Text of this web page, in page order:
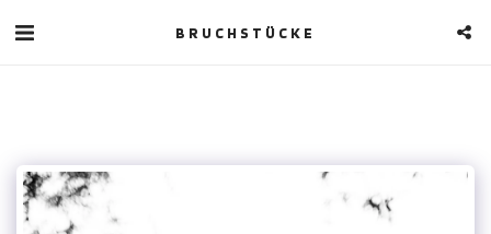
BRUCHSTÜCKE